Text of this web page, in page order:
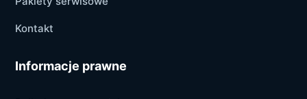
Kontakt
Informacje prawne